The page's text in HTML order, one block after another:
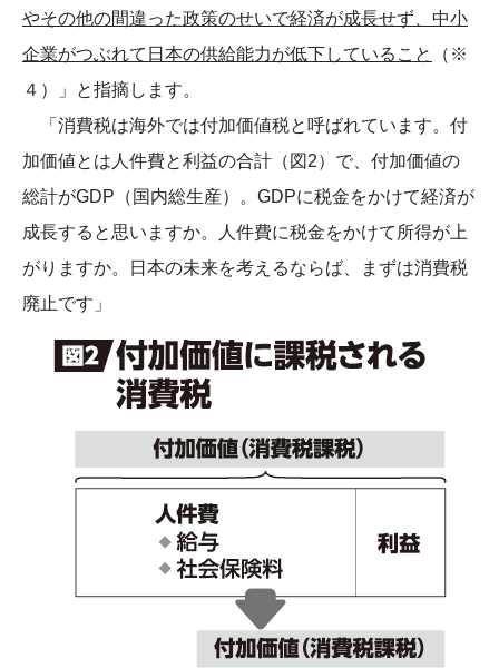
やその他の間違った政策のせいで経済が成長せず、中小
企業がつぶれて日本の供給能力が低下していること
（※
４）」と指摘します。
「消費税は海外では付加価値税と呼ばれています。付
加価値とは人件費と利益の合計（図2）で、付加価値の
総計がGDP（国内総生産）。GDPに税金をかけて経済が
成長すると思いますか。人件費に税金をかけて所得が上
がりますか。日本の未来を考えるならば、まずは消費税
廃止です」